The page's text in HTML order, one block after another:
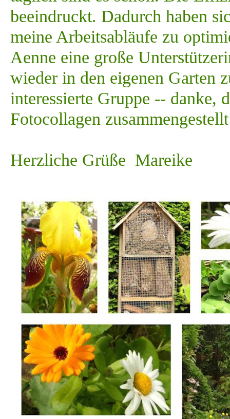
beeindruckt. Dadurch haben
meine Arbeitsabläufe zu
Aenne eine große
wieder in den eigenen Garten
interessierte Gruppe -- danke,
Fotocollagen
Herzliche Grüße